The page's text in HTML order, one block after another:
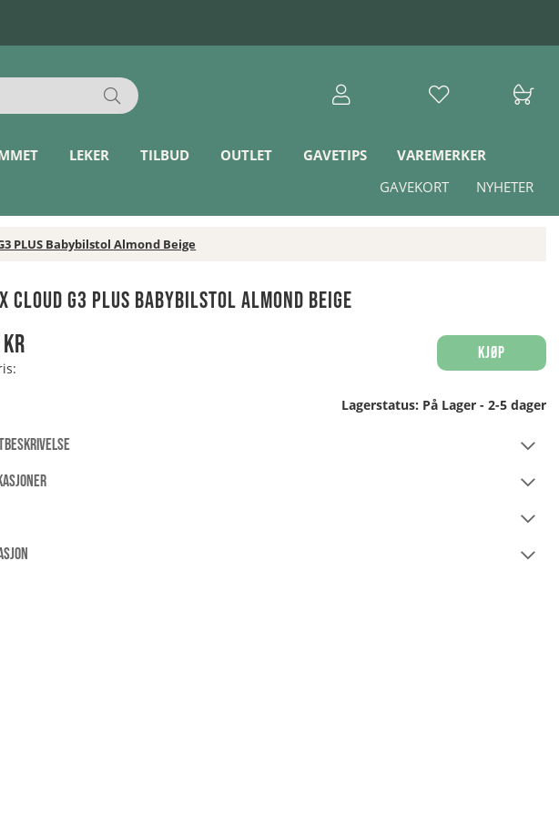
LEKER TILBUD OUTLET GAVETIPS
VAREMERKER
NYHETER
GAVEKORT
PLUS Babybilstol Almond Beige
Cloud G3 PLUS Babybilstol Almond Beige
kr Kjøp
Lagerstatus: På Lager - 2-5 dager